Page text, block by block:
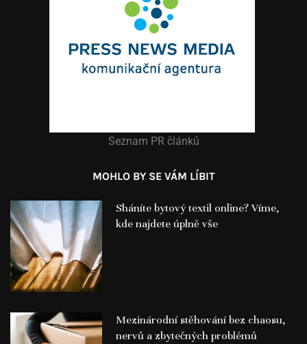
Seznam PR článků
MOHLO BY SE VÁM LÍBIT
Sháníte bytový textil online? Víme,
kde najdete úplně vše
Mezinárodní stěhování bez chaosu,
nervů a zbytečných problémů